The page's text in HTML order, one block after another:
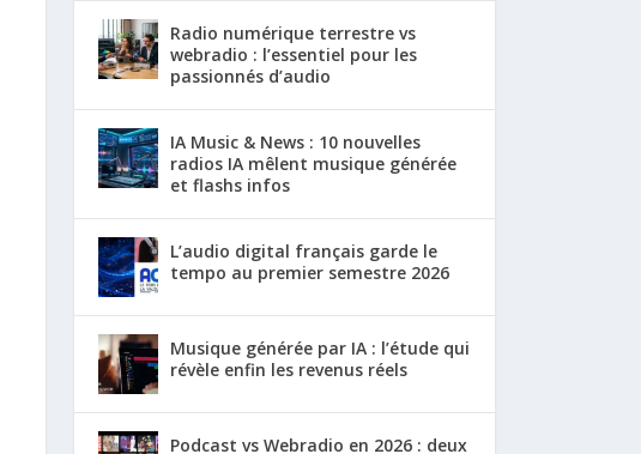
Radio numérique terrestre vs
webradio : l’essentiel pour les
passionnés d’audio
IA Music & News : 10 nouvelles
radios IA mêlent musique générée
et flashs infos
L’audio digital français garde le
tempo au premier semestre 2026
Musique générée par IA : l’étude qui
révèle enfin les revenus réels
Podcast vs Webradio en 2026 : deux